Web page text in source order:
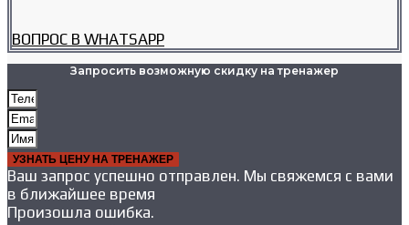
ВОПРОС В WHATSAPP
Запросить возможную скидку на тренажер
УЗНАТЬ ЦЕНУ НА ТРЕНАЖЕР
Ваш запрос успешно отправлен. Мы свяжемся с вами
в ближайшее время
Произошла ошибка.